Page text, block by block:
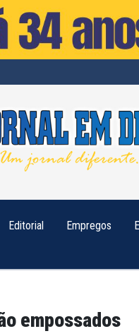
Editorial Empregos
empossados